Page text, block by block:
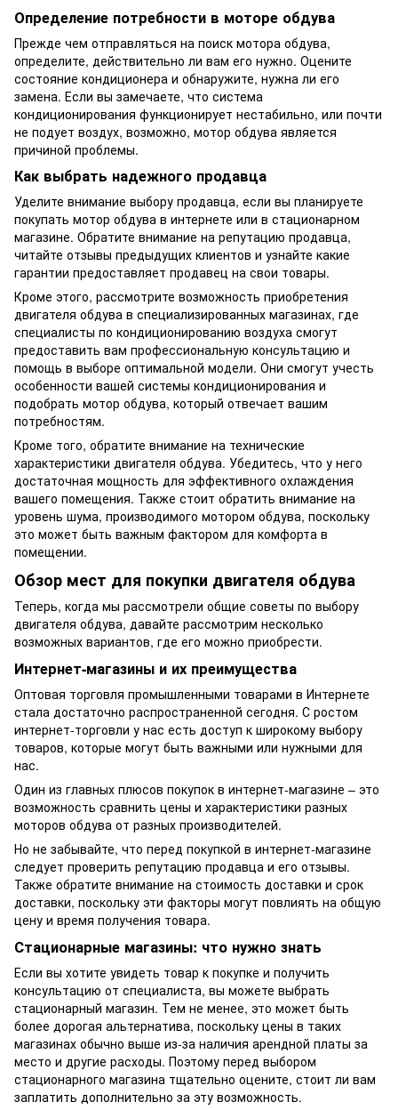
Определение потребности в моторе обдува
Прежде чем отправляться на поиск мотора обдува,
определите, действительно ли вам его нужно. Оцените
состояние кондиционера и обнаружите, нужна ли его
замена. Если вы замечаете, что система
кондиционирования функционирует нестабильно, или почти
не подует воздух, возможно, мотор обдува является
причиной проблемы.
Как выбрать надежного продавца
Уделите внимание выбору продавца, если вы планируете
покупать мотор обдува в интернете или в стационарном
магазине. Обратите внимание на репутацию продавца,
читайте отзывы предыдущих клиентов и узнайте какие
гарантии предоставляет продавец на свои товары.
Кроме этого, рассмотрите возможность приобретения
двигателя обдува в специализированных магазинах, где
специалисты по кондиционированию воздуха смогут
предоставить вам профессиональную консультацию и
помощь в выборе оптимальной модели. Они смогут учесть
особенности вашей системы кондиционирования и
подобрать мотор обдува, который отвечает вашим
потребностям.
Кроме того, обратите внимание на технические
характеристики двигателя обдува. Убедитесь, что у него
достаточная мощность для эффективного охлаждения
вашего помещения. Также стоит обратить внимание на
уровень шума, производимого мотором обдува, поскольку
это может быть важным фактором для комфорта в
помещении.
Обзор мест для покупки двигателя обдува
Теперь, когда мы рассмотрели общие советы по выбору
двигателя обдува, давайте рассмотрим несколько
возможных вариантов, где его можно приобрести.
Интернет-магазины и их преимущества
Оптовая торговля промышленными товарами в Интернете
стала достаточно распространенной сегодня. С ростом
интернет-торговли у нас есть доступ к широкому выбору
товаров, которые могут быть важными или нужными для
нас.
Один из главных плюсов покупок в интернет-магазине – это
возможность сравнить цены и характеристики разных
моторов обдува от разных производителей.
Но не забывайте, что перед покупкой в ​​интернет-магазине
следует проверить репутацию продавца и его отзывы.
Также обратите внимание на стоимость доставки и срок
доставки, поскольку эти факторы могут повлиять на общую
цену и время получения товара.
Стационарные магазины: что нужно знать
Если вы хотите увидеть товар к покупке и получить
консультацию от специалиста, вы можете выбрать
стационарный магазин. Тем не менее, это может быть
более дорогая альтернатива, поскольку цены в таких
магазинах обычно выше из-за наличия арендной платы за
место и другие расходы. Поэтому перед выбором
стационарного магазина тщательно оцените, стоит ли вам
заплатить дополнительно за эту возможность.